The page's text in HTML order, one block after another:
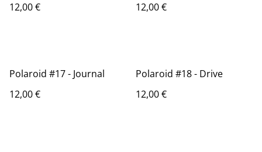
12,00 €
12,00 €
Polaroid #17 - Journal
12,00 €
Polaroid #18 - Drive
12,00 €